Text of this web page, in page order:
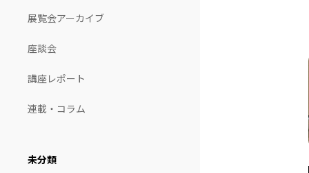
展覧会アーカイブ
座談会
講座レポート
連載・コラム
未分類